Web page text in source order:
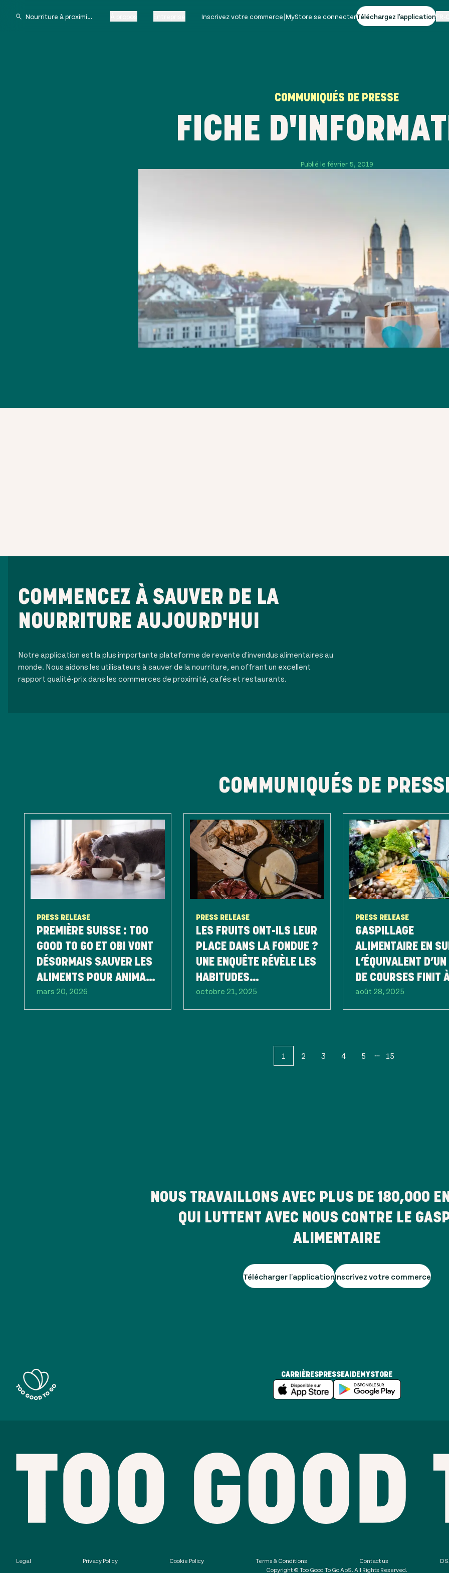
Inscrivez votre commerce|MyStore se connecterTéléchargez l'application
COMMUNIQUÉS DE PRESSE
FICHE
Publié le février 5, 2019
COMMENCEZ À SAUVER DE LA
NOURRITURE AUJOURD'HUI
Notre application est la plus importante plateforme de revente d'invendus alimentaires au
monde. Nous aidons les utilisateurs à sauver de la nourriture, en offrant un excellent
rapport qualité-prix dans les commerces de proximité, cafés et restaurants.
COMMUNIQUÉS DE
PRESS RELEASE
PREMIÈRE SUISSE : TOO
GOOD TO GO ET OBI VONT
DÉSORMAIS SAUVER LES
ALIMENTS POUR ANIMAUX
ET LES PLANTES DU
GASPILLAGE
mars 20, 2026
PRESS RELEASE
LES FRUITS ONT-ILS LEUR
PLACE DANS LA FONDUE ?
UNE ENQUÊTE RÉVÈLE LES
HABITUDES
ALIMENTAIRES DES
SUISSES
octobre 21, 2025
PRESS RELEASE
GASPILLAGE
ALIMENTAIRE EN
L’ÉQUIVALENT
DE COURSES FINIT
POUBELLE CHAQUE
août 28, 2025
1 2 3 4 5 15
NOUS TRAVAILLONS AVEC PLUS DE 180,000
QUI LUTTENT AVEC NOUS CONTRE LE
ALIMENTAIRE
Télécharger l'applicationInscrivez votre commerce
CARRIÈRES PRESSEAIDE MYSTORE
Legal Privacy Policy Cookie Policy Terms & Conditions Contact us
Copyright © Too Good To Go ApS. All Rights Reserved.